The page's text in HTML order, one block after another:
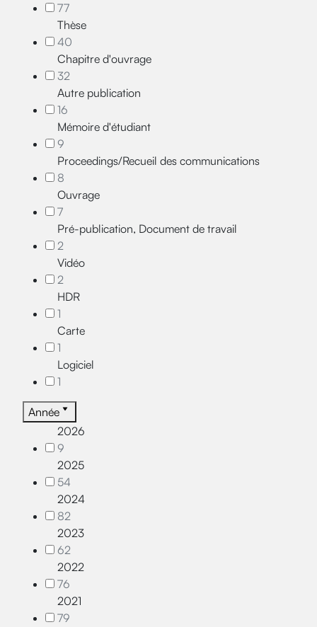
77
Thèse
40
Chapitre d'ouvrage
32
Autre publication
16
Mémoire d'étudiant
9
Proceedings/Recueil des communications
8
Ouvrage
7
Pré-publication, Document de travail
2
Vidéo
2
HDR
1
Carte
1
Logiciel
1
Année
2026
9
2025
54
2024
82
2023
62
2022
76
2021
79